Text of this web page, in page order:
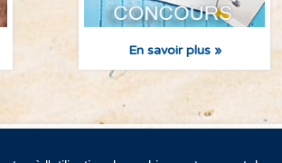
En savoir plus »